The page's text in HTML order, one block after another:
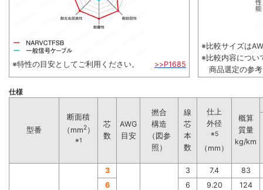
※特性の目安としてご利用ください。 >>P1685
※比較サイズは
※比較内容につい
商品選定の参
仕様
型番
断面積
（mm2）
※1
芯
数
AWG
目安
撚合
構造
（図参
照）
線
芯
本
数
仕上
外径
※5
（mm）
概算
質量
kg/km
3 3 7.4
83
6
6 9.20
124